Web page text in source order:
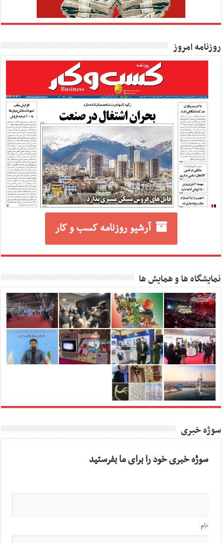
روزنامه امروز
آرشیو روزنامه کسب و کار
نمایشگاه ها و همایش ها
سوژه خبری
سوژه خبری خود را برای ما بفرستید
نام